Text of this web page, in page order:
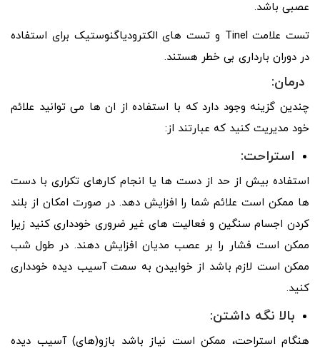
عصبی باشد.
تست علامت Tinel و تست های الکترودیاگنوستیک برای استفاده
در دوران بارداری بی خطر هستند.
درمان:
چندین گزینه وجود دارد که با استفاده از ان ها می ‌توانید علائم
خود مدیریت کنید که عبارتند از:
استراحت:
استفاده بیش از حد از دست‌ ها یا انجام کارهای تکراری با دست
‌ها ممکن است علائم شما را افزایش دهد. در صورت امکان از بلند
کردن اجسام سنگین و فعالیت های غیر ضروری خودداری کنید زیرا
ممکن است فشار را بر عصب مدیان افزایش دهند. در طول شب
ممکن است لازم باشد از خوابیدن به سمت آسیب دیده خودداری
کنید.
بالا نگه داشتن:
هنگام استراحت، ممکن است نیاز باشد بازو(های) آسیب دیده